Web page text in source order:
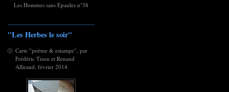
Les Hommes sans Épaules n°38
"Les Herbes le soir"
Carte "poème & estampe", par
Frédéric Tison et Renaud
Allirand, février 2014